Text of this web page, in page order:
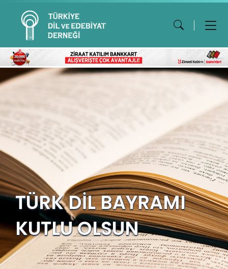
TÜRK DİL BAYRAMI
KUTLU OLSUN